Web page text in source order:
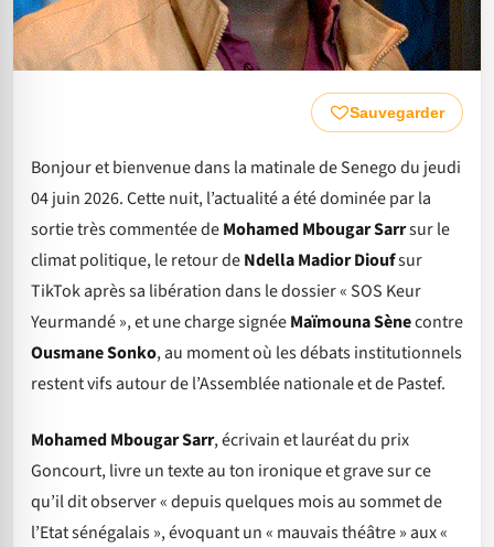
Sauvegarder
Bonjour et bienvenue dans la matinale de Senego du jeudi
04 juin 2026. Cette nuit, l’actualité a été dominée par la
sortie très commentée deMohamed Mbougar Sarrsur le
climat politique, le retour deNdella Madior Dioufsur
TikTok après sa libération dans le dossier « SOS Keur
Yeurmandé », et une charge signéeMaïmouna Sènecontre
Ousmane Sonko, au moment où les débats institutionnels
restent vifs autour de l’Assemblée nationale et de Pastef.
Mohamed Mbougar Sarr, écrivain et lauréat du prix
Goncourt, livre un texte au ton ironique et grave sur ce
qu’il dit observer « depuis quelques mois au sommet de
l’Etat sénégalais », évoquant un « mauvais théâtre » aux «